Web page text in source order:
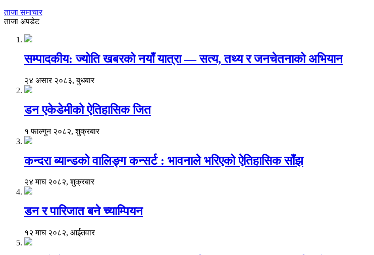
ताजा समाचार
ताजा अपडेट
सम्पादकीय: ज्योति खबरको नयाँ यात्रा — सत्य, तथ्य र जनचेतनाको अभियान
२४ असार २०८३, बुधबार
डन एकेडेमीको ऐतिहासिक जित
१ फाल्गुन २०८२, शुक्रबार
कन्दरा ब्यान्डको वालिङ्ग कन्सर्ट : भावनाले भरिएको ऐतिहासिक साँझ
२४ माघ २०८२, शुक्रबार
डन र पारिजात बने च्याम्पियन
१२ माघ २०८२, आईतवार